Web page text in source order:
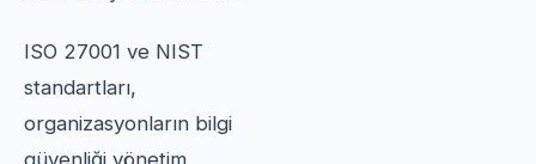
ISO 27001 ve NIST
standartları,
organizasyonların bilgi